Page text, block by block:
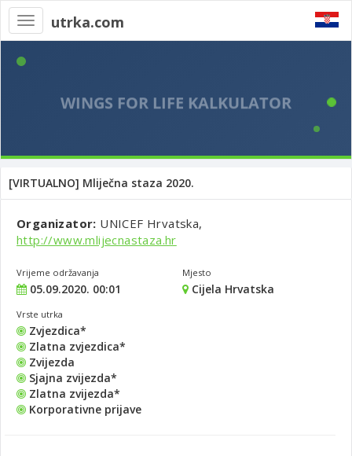
Toggle
navigation
utrka.com
[VIRTUALNO] Mliječna staza 2020.
Organizator: UNICEF Hrvatska,
http://www.mlijecnastaza.hr
Vrijeme održavanja
05.09.2020. 00:01
Mjesto
Cijela Hrvatska
Vrste utrka
Zvjezdica*
Zlatna zvjezdica*
Zvijezda
Sjajna zvijezda*
Zlatna zvijezda*
Korporativne prijave